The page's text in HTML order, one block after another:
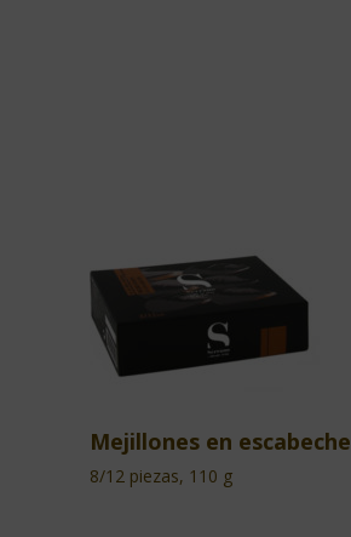
Mejillones en escabeche
8/12 piezas, 110 g